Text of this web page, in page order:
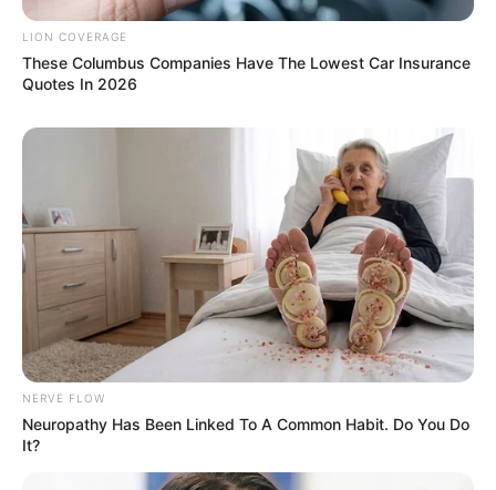
These Columbus Companies Have The Lowest Car
Insurance Quotes In 2026
LION COVERAGE
LION COVERAGE
These Columbus Companies Have The Lowest Car Insurance
Quotes In 2026
NERVE FLOW
Neuropathy Has Been Linked To A Common Habit. Do You Do
It?